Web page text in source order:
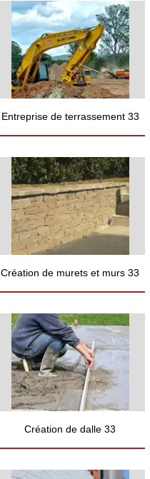
Entreprise de terrassement 33
Création de murets et murs 33
Création de dalle 33